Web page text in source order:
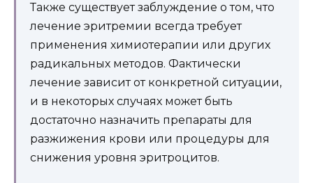
Также существует заблуждение о том, что
лечение эритремии всегда требует
применения химиотерапии или других
радикальных методов. Фактически
лечение зависит от конкретной ситуации,
и в некоторых случаях может быть
достаточно назначить препараты для
разжижения крови или процедуры для
снижения уровня эритроцитов.